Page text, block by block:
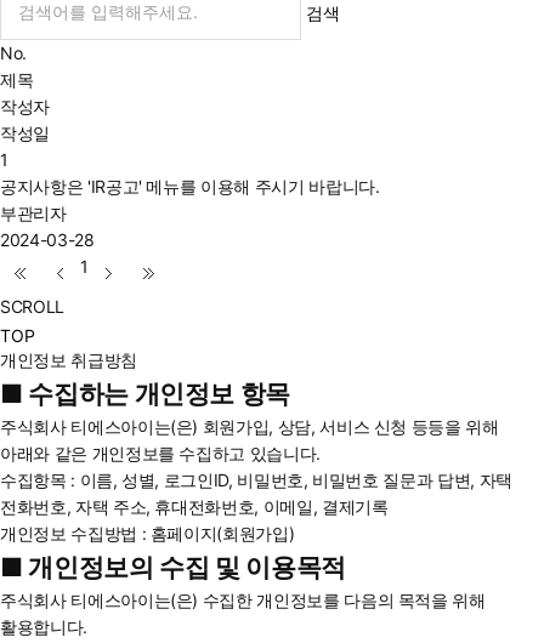
검색
No.
제목
작성자
작성일
1
공지사항은 'IR공고' 메뉴를 이용해 주시기 바랍니다.
부관리자
2024-03-28
1
SCROLL
TOP
개인정보 취급방침
■ 수집하는 개인정보 항목
주식회사 티에스아이는(은) 회원가입, 상담, 서비스 신청 등등을 위해
아래와 같은 개인정보를 수집하고 있습니다.
수집항목 : 이름, 성별, 로그인ID, 비밀번호, 비밀번호 질문과 답변, 자택
전화번호, 자택 주소, 휴대전화번호, 이메일, 결제기록
개인정보 수집방법 : 홈페이지(회원가입)
■ 개인정보의 수집 및 이용목적
주식회사 티에스아이는(은) 수집한 개인정보를 다음의 목적을 위해
활용합니다.